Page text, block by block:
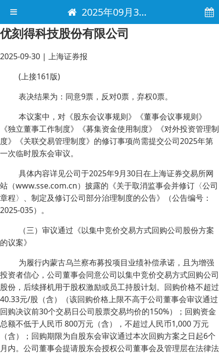
2025年09月30日 电子报
优刻得科技股份有限公司
2025-09-30 | 上海证券报
(上接161版)
表决结果为：同意9票，反对0票，弃权0票。
本议案中，对《股东会议事规则》《董事会议事规则》
《独立董事工作制度》《募集资金使用制度》《对外投资管理制
度》《关联交易管理制度》的修订事项尚需提交公司2025年第
一次临时股东会审议。
具体内容详见公司于2025年9月30日在上海证券交易所网
站（www.sse.com.cn）披露的《关于取消监事会并修订〈公司
章程〉、制定及修订公司部分治理制度的公告》（公告编号：
2025-035）。
（三）审议通过《以集中竞价交易方式回购公司股份方案
的议案》
为履行内蒙古乌兰察布募投项目业绩补偿承诺，且为增强
投资者信心，公司董事会同意公司以集中竞价交易方式回购公司
股份，后续择机用于股权激励或员工持股计划。回购价格不超过
40.33元/股（含）（该回购价格上限不高于公司董事会审议通过
回购决议前30个交易日公司股票交易均价的150%）；回购资金
总额不低于人民币 800万元（含），不超过人民币1,000 万元
（含）；回购期限为自股东会审议通过本次回购方案之日起6个
月内。公司董事会提请股东会授权公司董事会及管理层在法律法